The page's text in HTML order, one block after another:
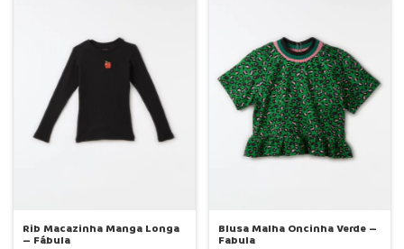
Rib Macazinha Manga Longa
– Fábula
Blusa Malha Oncinha Verde –
Fabula